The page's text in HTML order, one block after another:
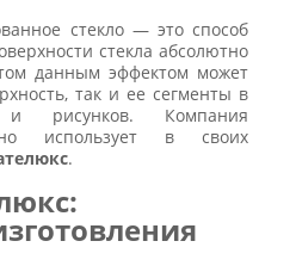
стекло — это способ
стекла абсолютно
данным эффектом может
так и ее сегменты в
рисунков. Компания
использует в своих
.